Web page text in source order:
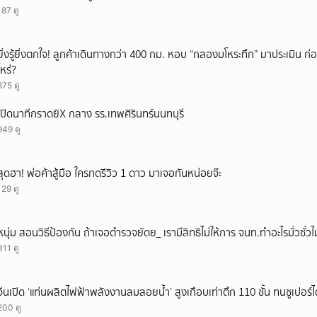
ดู
งรู้ยิ่งตกใจ! ลูกค้าเดินทางกว่า 400 กม. หอบ “กลองมโหระทึก” มาประเมิน ก่
ร่?
ดู
ปิดนาทีกราดยิX กลาง รร.เทพศิรินทร์นนทบุรี
ดู
ดฮา! พ่อค้าสู้มือ ใครกดรีวิว 1 ดาว มาเจอกันหน่อยจ๊ะ
ดู
นุ่ม สอนวิธีป้องกัน ถ้าเจอตำรวจยัดย_ เรามีสิทธิไม่ให้การ จนท.ทำอะไรมั่วซั่วไ
ดู
นเปิด ‘แท่นผลิตไฟฟ้าพลังงานลมลอยน้ำ’ สูงเกือบเท่าตึก 110 ชั้น ทนซูเปอร์
ดู